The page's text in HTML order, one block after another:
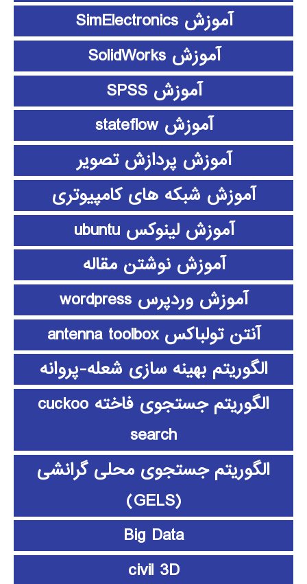
آموزش SimElectronics
آموزش SolidWorks
آموزش SPSS
آموزش stateflow
آموزش پردازش تصویر
آموزش شبکه های کامپیوتری
آموزش لینوکس ubuntu
آموزش نوشتن مقاله
آموزش وردپرس wordpress
آنتن تولباکس antenna toolbox
الگوریتم بهینه سازی شعله-پروانه
الگوریتم جستجوی فاخته cuckoo
search
الگوریتم جستجوی محلی گرانشی
(GELS)
Big Data
civil 3D